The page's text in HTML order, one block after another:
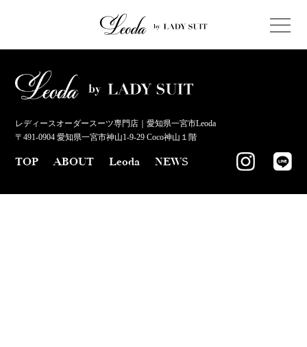
レディースオーダースーツ専門店｜愛知県一宮市Leoda
〒491-0904 愛知県一宮市神山1-9-29 Coco神山１階
TOP ABOUT Leoda NEWS